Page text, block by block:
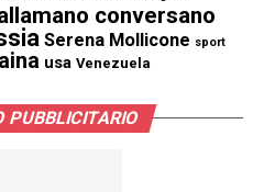
conversano
Serena Mollicone sport
usa Venezuela
PUBBLICITARIO